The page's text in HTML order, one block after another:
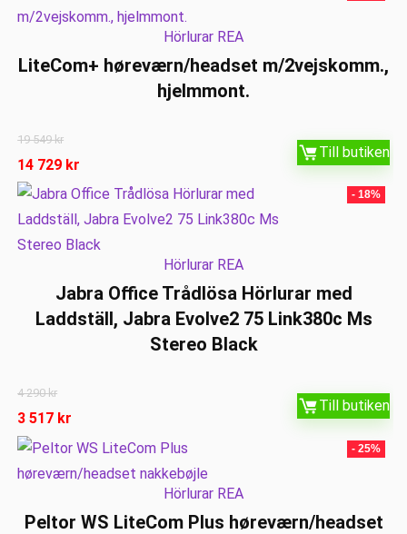
Hörlurar REA
LiteCom+ høreværn/headset m/2vejskomm.,
hjelmmont.
19 549kr
14 729 kr
Till butiken
- 18%
Hörlurar REA
Jabra Office Trådlösa Hörlurar med
Laddställ, Jabra Evolve2 75 Link380c Ms
Stereo Black
4 290kr
3 517 kr
Till butiken
- 25%
Hörlurar REA
Peltor WS LiteCom Plus høreværn/headset